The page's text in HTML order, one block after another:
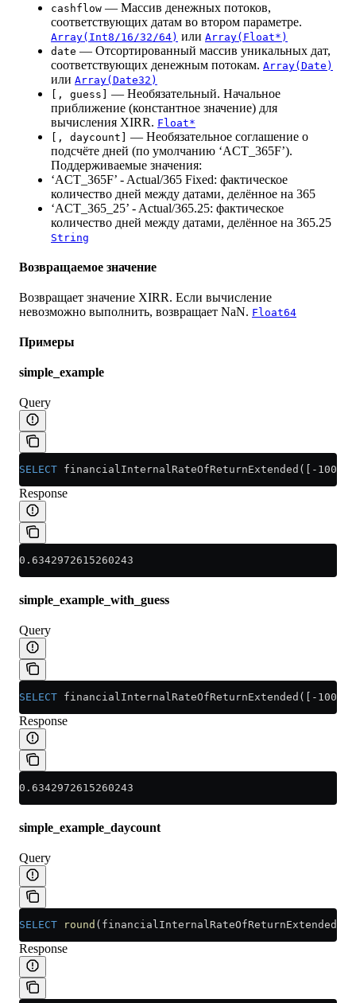
cashflow — Массив денежных потоков,
соответствующих датам во втором параметре.
Array(Int8/16/32/64) или Array(Float*)
date — Отсортированный массив уникальных дат,
соответствующих денежным потокам. Array(Date)
или Array(Date32)
[, guess]
— Необязательный. Начальное
приближение (константное значение) для
вычисления XIRR. Float*
[, daycount]
— Необязательное соглашение о
подсчёте дней (по умолчанию ‘ACT_365F’).
Поддерживаемые значения:
‘ACT_365F’ - Actual/365 Fixed: фактическое
количество дней между датами, делённое на 365
‘ACT_365_25’ - Actual/365.25: фактическое
количество дней между датами, делённое на 365.25
String
Возвращаемое значение
Возвращает значение XIRR. Если вычисление
невозможно выполнить, возвращает NaN. Float64
Примеры
simple_example
Query
SELECT financialInternalRateOfReturnExtended([-
Response
0.6342972615260243
simple_example_with_guess
Query
SELECT financialInternalRateOfReturnExtended([-
Response
0.6342972615260243
simple_example_daycount
Query
SELECT round
Response